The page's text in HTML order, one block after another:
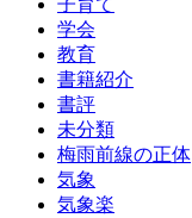
子育て
学会
教育
書籍紹介
書評
未分類
梅雨前線の正体
気象
気象楽